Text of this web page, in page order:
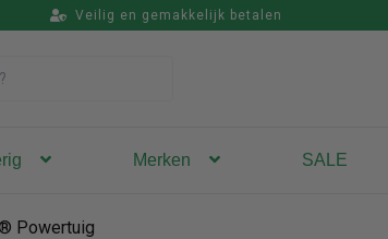
Veilig en gemakkelijk betalen
Merken SALE
Powertuig